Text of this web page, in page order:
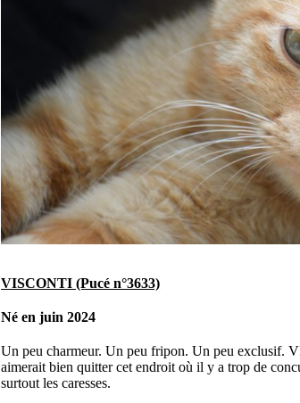
VISCONTI (Pucé n°3633)
Né en juin 2024
Un peu charmeur. Un peu fripon. Un peu exclusif.
aimerait bien quitter cet endroit où il y a trop de
surtout les caresses.